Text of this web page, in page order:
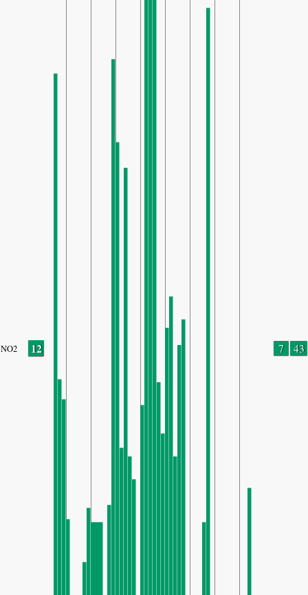
NO2 12 7 43